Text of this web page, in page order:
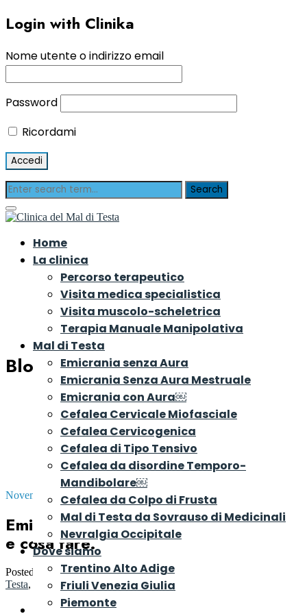
Login with Clinika
Nome utente o indirizzo email
Password
Ricordami
Home
La clinica
Percorso terapeutico
Visita medica specialistica
Visita muscolo-scheletrica
Terapia Manuale Manipolativa
Mal di Testa
Emicrania senza Aura
Emicrania Senza Aura Mestruale
Emicrania con Aura￼
Cefalea Cervicale Miofasciale
Cefalea Cervicogenica
Cefalea di Tipo Tensivo
Cefalea da disordine Temporo-
Mandibolare￼
Cefalea da Colpo di Frusta
Mal di Testa da Sovrauso di Medicinali
Nevralgia Occipitale
Dove siamo
Trentino Alto Adige
Friuli Venezia Giulia
Piemonte
Blog
Novembre 16, 2023
Emicrania, cosa sono i Fattori Trigger
e cosa fare.
Posted byDr. Riccardo Rosa inConsigli e Rimedi per il Mal di
Testa, MC Migra
Cosa sono i Fattori Trigger